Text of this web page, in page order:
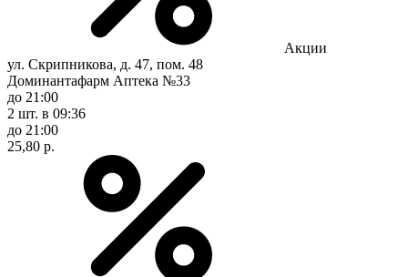
Акции
ул. Скрипникова, д. 47, пом. 48
Доминантафарм Аптека №33
до 21:00
2 шт. в 09:36
до 21:00
25,80 р.